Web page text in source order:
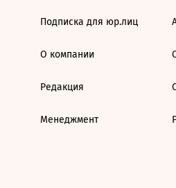
Подписка для юр.лиц
О компании
Редакция
Менеджмент